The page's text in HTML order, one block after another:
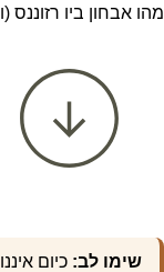
מהו אבחון ביו רזוננס
שימו לב: כיום